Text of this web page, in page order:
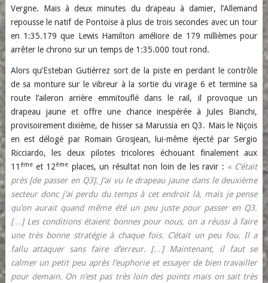
Vergne. Mais à deux minutes du drapeau à damier, l’Allemand
repousse le natif de Pontoise à plus de trois secondes avec un tour
en 1:35.179 que Lewis Hamilton améliore de 179 millièmes pour
arrêter le chrono sur un temps de 1:35.000 tout rond.
Alors qu’Esteban Gutiérrez sort de la piste en perdant le contrôle
de sa monture sur le vibreur à la sortie du virage 6 et termine sa
route l’aileron arrière emmitouflé dans le rail, il provoque un
drapeau jaune et offre une chance inespérée à Jules Bianchi,
provisoirement dixième, de hisser sa Marussia en Q3. Mais le Niçois
en est délogé par Romain Grosjean, lui-même éjecté par Sergio
Ricciardo, les deux pilotes tricolores échouant finalement aux
11 èmeet 12ème places, un résultat non loin de les ravir : « C’était
près [de passer en Q3]. J’ai vu le drapeau jaune dans le deuxième
secteur donc j’ai perdu du temps à cet endroit là, mais je pense
qu’on aurait quand même été un peu juste pour passer en Q3.
[…] Les conditions étaient bonnes pour nous, on a réussi à faire
une très bonne stratégie à chaque fois. C’était un peu fou. Il a
fallu attaquer sans faire d’erreur. […] Maintenant, il faut se
calmer un petit peu après l’euphorie et essayer de bien travailler
pour demain. On n’est pas très loin des points mais on sait très